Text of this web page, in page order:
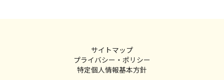
サイトマップ
プライバシー・ポリシー
特定個人情報基本方針